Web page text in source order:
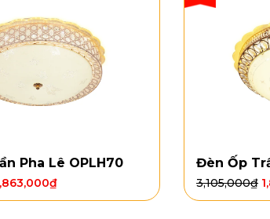
Pha Lê OPLH70
₫
Đèn Ốp
3,105,000₫